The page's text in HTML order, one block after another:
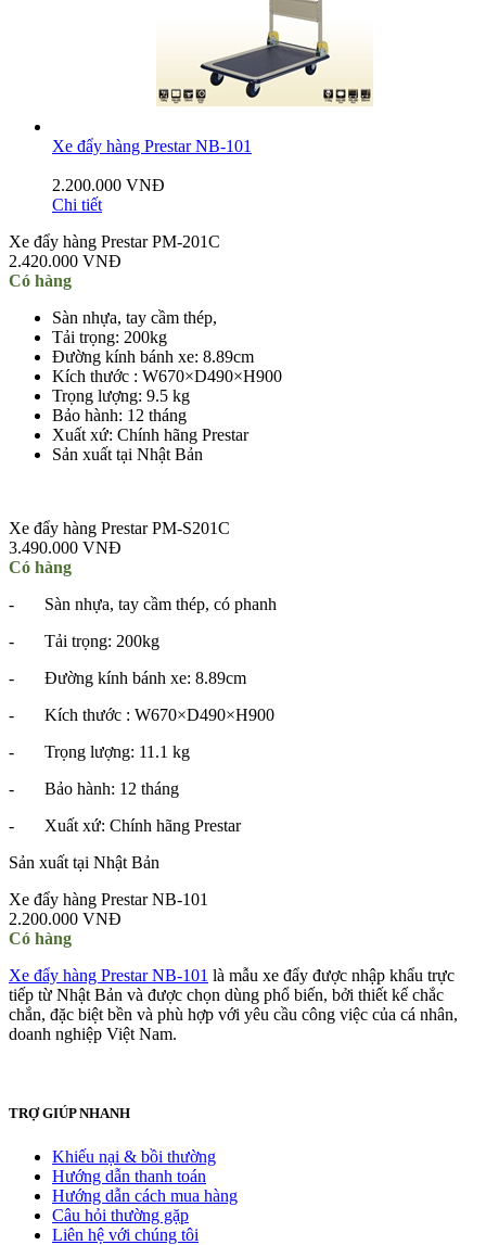
Xe đẩy hàng Prestar NB-101
2.200.000 VNĐ
Chi tiết
Xe đẩy hàng Prestar PM-201C
2.420.000 VNĐ
Có hàng
Sàn nhựa, tay cầm thép,
Tải trọng: 200kg
Đường kính bánh xe: 8.89cm
Kích thước : W670×D490×H900
Trọng lượng: 9.5 kg
Bảo hành: 12 tháng
Xuất xứ: Chính hãng Prestar
Sản xuất tại Nhật Bản
Xe đẩy hàng Prestar PM-S201C
3.490.000 VNĐ
Có hàng
- Sàn nhựa, tay cầm thép, có phanh
- Tải trọng: 200kg
- Đường kính bánh xe: 8.89cm
- Kích thước : W670×D490×H900
- Trọng lượng: 11.1 kg
- Bảo hành: 12 tháng
- Xuất xứ: Chính hãng Prestar
Sản xuất tại Nhật Bản
Xe đẩy hàng Prestar NB-101
2.200.000 VNĐ
Có hàng
Xe đẩy hàng Prestar NB-101 là mẫu xe đẩy được nhập khẩu trực
tiếp từ Nhật Bản và được chọn dùng phổ biến, bởi thiết kế chắc
chắn, đặc biệt bền và phù hợp với yêu cầu công việc của cá nhân,
doanh nghiệp Việt Nam.
TRỢ GIÚP NHANH
Khiếu nại & bồi thường
Hướng dẫn thanh toán
Hướng dẫn cách mua hàng
Câu hỏi thường gặp
Liên hệ với chúng tôi